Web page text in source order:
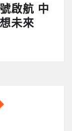
啟航 中
未來